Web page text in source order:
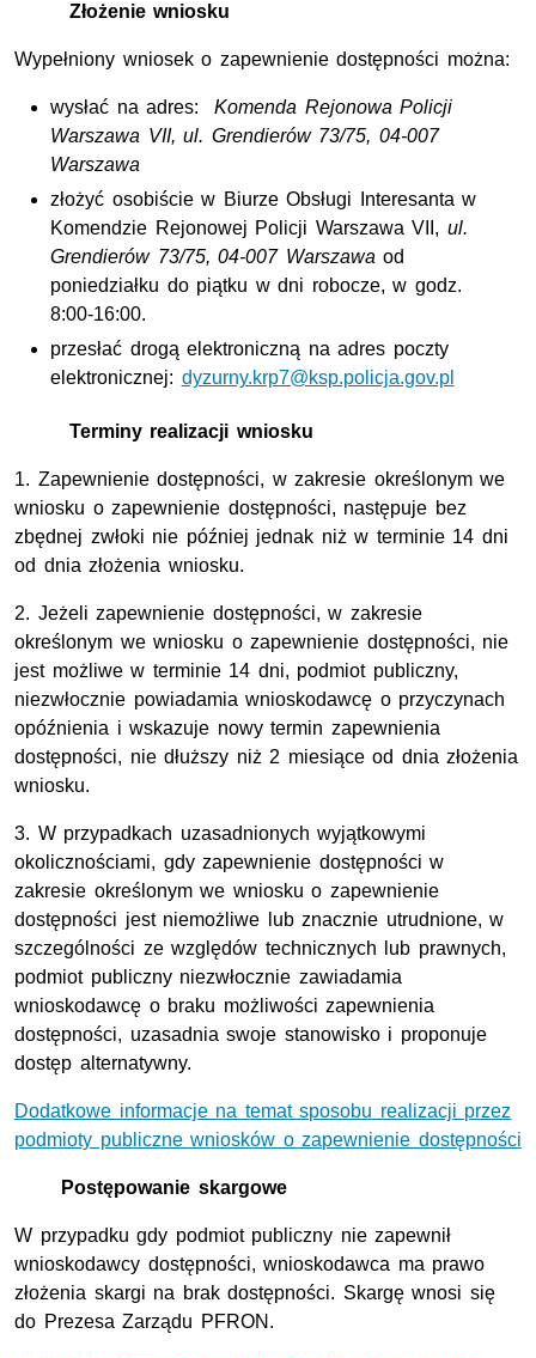
Złożenie wniosku
Wypełniony wniosek o zapewnienie dostępności można:
wysłać na adres:Komenda Rejonowa Policji
Warszawa VII, ul. Grendierów 73/75, 04-007
Warszawa
złożyć osobiście w Biurze Obsługi Interesanta w
Komendzie Rejonowej Policji Warszawa VII, ul.
Grendierów 73/75, 04-007 Warszawa od
poniedziałku do piątku w dni robocze, w godz.
8:00-16:00.
przesłać drogą elektroniczną na adres poczty
elektronicznej: dyzurny.krp7@ksp.policja.gov.pl
Terminy realizacji wniosku
1. Zapewnienie dostępności, w zakresie określonym we
wniosku o zapewnienie dostępności, następuje bez
zbędnej zwłoki nie później jednak niż w terminie 14 dni
od dnia złożenia wniosku.
2. Jeżeli zapewnienie dostępności, w zakresie
określonym we wniosku o zapewnienie dostępności, nie
jest możliwe w terminie 14 dni, podmiot publiczny,
niezwłocznie powiadamia wnioskodawcę o przyczynach
opóźnienia i wskazuje nowy termin zapewnienia
dostępności, nie dłuższy niż 2 miesiące od dnia złożenia
wniosku.
3. W przypadkach uzasadnionych wyjątkowymi
okolicznościami, gdy zapewnienie dostępności w
zakresie określonym we wniosku o zapewnienie
dostępności jest niemożliwe lub znacznie utrudnione, w
szczególności ze względów technicznych lub prawnych,
podmiot publiczny niezwłocznie zawiadamia
wnioskodawcę o braku możliwości zapewnienia
dostępności, uzasadnia swoje stanowisko i proponuje
dostęp alternatywny.
Dodatkowe informacje na temat sposobu realizacji przez
podmioty publiczne wniosków o zapewnienie dostępności
Postępowanie skargowe
W przypadku gdy podmiot publiczny nie zapewnił
wnioskodawcy dostępności, wnioskodawca ma prawo
złożenia skargi na brak dostępności. Skargę wnosi się
do Prezesa Zarządu PFRON.